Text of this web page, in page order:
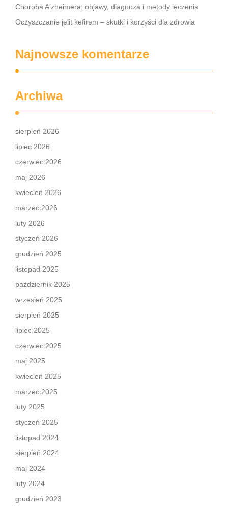
Choroba Alzheimera: objawy, diagnoza i metody leczenia
Oczyszczanie jelit kefirem – skutki i korzyści dla zdrowia
Najnowsze komentarze
Archiwa
sierpień 2026
lipiec 2026
czerwiec 2026
maj 2026
kwiecień 2026
marzec 2026
luty 2026
styczeń 2026
grudzień 2025
listopad 2025
październik 2025
wrzesień 2025
sierpień 2025
lipiec 2025
czerwiec 2025
maj 2025
kwiecień 2025
marzec 2025
luty 2025
styczeń 2025
listopad 2024
sierpień 2024
maj 2024
luty 2024
grudzień 2023